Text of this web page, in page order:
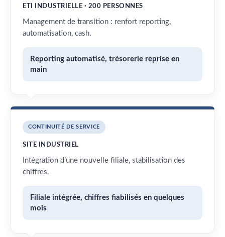
ETI INDUSTRIELLE · 200 PERSONNES
Management de transition : renfort reporting,
automatisation, cash.
Reporting automatisé, trésorerie reprise en
main
CONTINUITÉ DE SERVICE
SITE INDUSTRIEL
Intégration d’une nouvelle filiale, stabilisation des
chiffres.
Filiale intégrée, chiffres fiabilisés en quelques
mois